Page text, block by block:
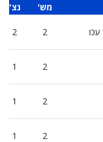
'נצ 'מש
2 2
1 2
1 2
1 2